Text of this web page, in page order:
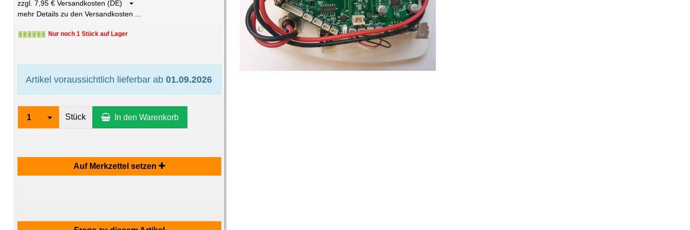
zzgl. 7,95 € Versandkosten (DE)
mehr Details zu den Versandkosten ...
Nur noch 1 Stück auf Lager
Artikel voraussichtlich lieferbar ab01.09.2026
1 Stück In den Warenkorb
Auf Merkzettel setzen